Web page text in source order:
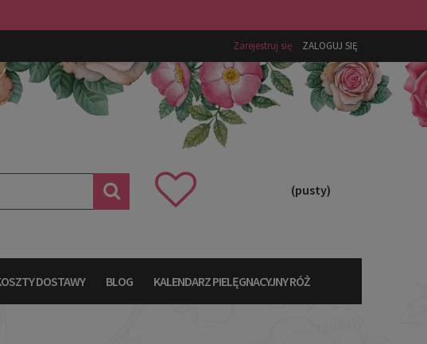
Zarejestruj się ZALOGUJ SIĘ
(pusty)
DOSTAWY BLOG KALENDARZ PIELĘGNACYJNY RÓŻ